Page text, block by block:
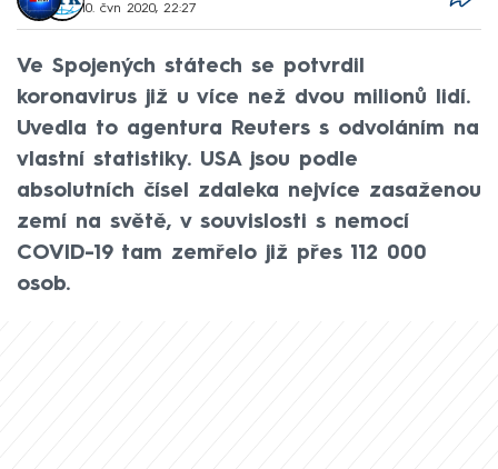
10. čvn 2020, 22:27
Ve Spojených státech se potvrdil
koronavirus již u více než dvou milionů lidí.
Uvedla to agentura Reuters s odvoláním na
vlastní statistiky. USA jsou podle
absolutních čísel zdaleka nejvíce zasaženou
zemí na světě, v souvislosti s nemocí
COVID-19 tam zemřelo již přes 112 000
osob.